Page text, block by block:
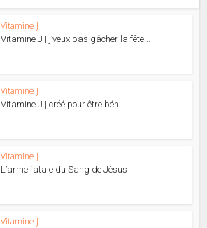
Vitamine J
Vitamine J | j’veux pas gâcher la fête...
Vitamine J
Vitamine J | créé pour être béni
Vitamine J
L’arme fatale du Sang de Jésus
Vitamine J